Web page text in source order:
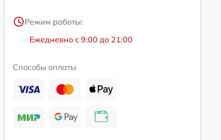
Режим работы:
Ежедневно с 9:00 до 21:00
Способы оплаты